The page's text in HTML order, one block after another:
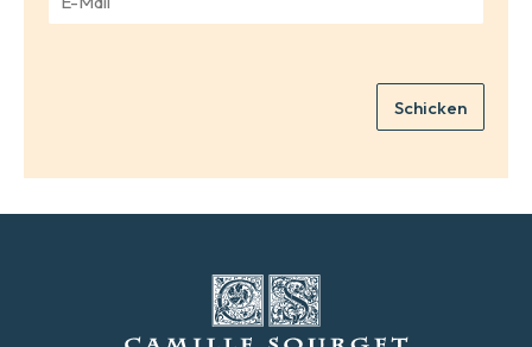
*
Schicken